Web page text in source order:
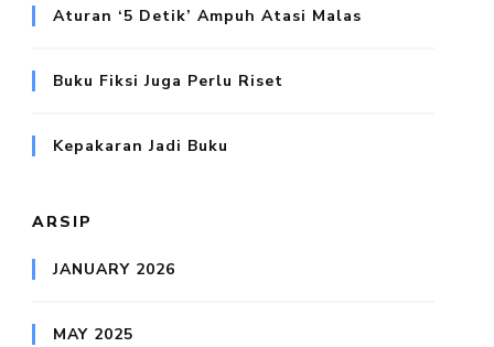
Aturan ‘5 Detik’ Ampuh Atasi Malas
Buku Fiksi Juga Perlu Riset
Kepakaran Jadi Buku
ARSIP
JANUARY 2026
MAY 2025